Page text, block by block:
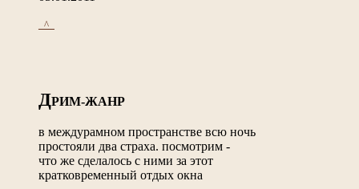
_^_
ДРИМ-ЖАНР
в междурамном пространстве всю ночь
простояли два страха. посмотрим -
что же сделалось с ними за этот
кратковременный отдых окна